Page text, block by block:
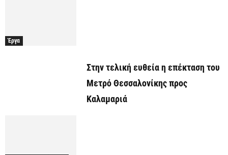
Έργα
Στην τελική ευθεία η επέκταση του
Μετρό Θεσσαλονίκης προς
Καλαμαριά